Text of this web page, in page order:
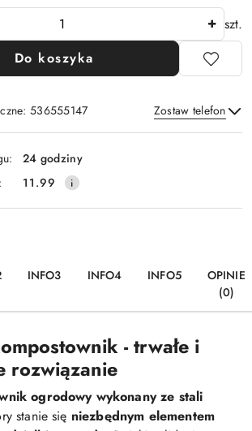
szt.
Do koszyka
536555147 Zostaw telefon
Wyślij
24 godziny
11.99
INFO3 INFO4 INFO5
OPINIE
(0)
- trwałe i
rozwiązanie
ogrodowy wykonany ze stali
stanie się niezbędnym elementem